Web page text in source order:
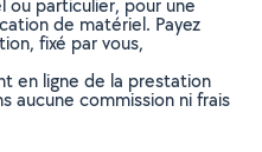
ou particulier, pour une
de matériel. Payez
fixé par vous,
en ligne de la prestation
aucune commission ni frais